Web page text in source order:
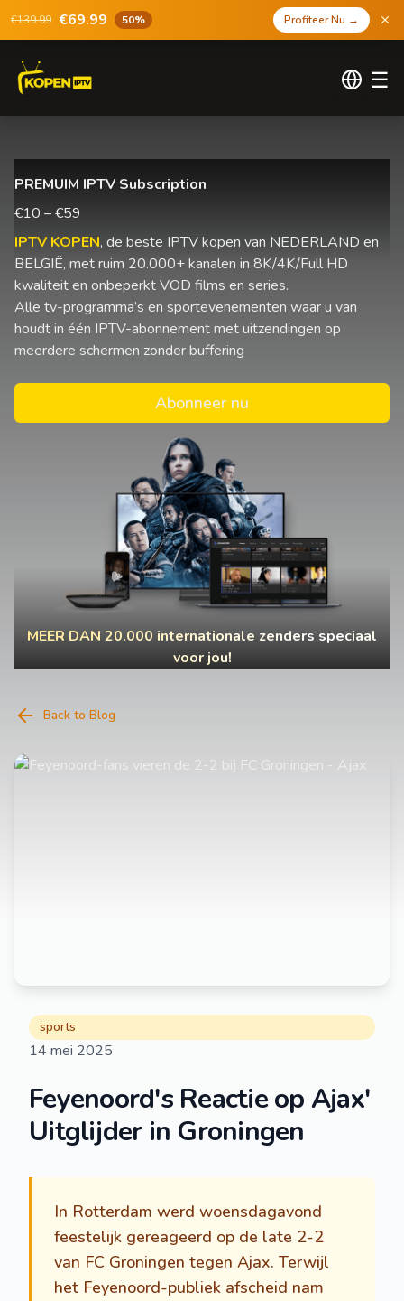
€139.99 €69.99 50% Profiteer Nu →
☰
PREMUIM IPTV Subscription
€10 – €59
IPTV KOPEN, de beste IPTV kopen van NEDERLAND en
BELGIË, met ruim 20.000+ kanalen in 8K/4K/Full HD
kwaliteit en onbeperkt VOD films en series.
Alle tv-programma’s en sportevenementen waar u van
houdt in één IPTV-abonnement met uitzendingen op
meerdere schermen zonder buffering
Abonneer nu
MEER DAN 20.000 internationale zenders speciaal
voor jou!
Back to Blog
sports
14 mei 2025
Feyenoord's Reactie op Ajax'
Uitglijder in Groningen
In Rotterdam werd woensdagavond
feestelijk gereageerd op de late 2-2
van FC Groningen tegen Ajax. Terwijl
het Feyenoord-publiek afscheid nam